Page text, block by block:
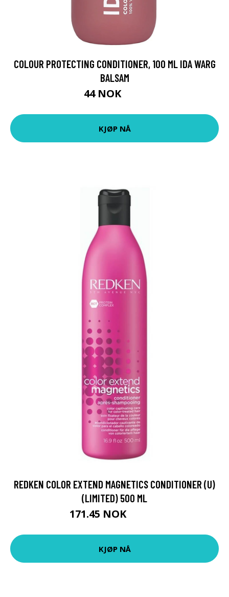
COLOUR PROTECTING CONDITIONER, 100 ML IDA WARG
BALSAM
44 NOK
KJØP NÅ
REDKEN COLOR EXTEND MAGNETICS CONDITIONER (U)
(LIMITED) 500 ML
171.45 NOK
KJØP NÅ